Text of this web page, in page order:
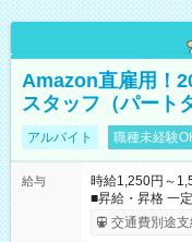
Amazon直雇用！
スタッフ（パート
アルバイト 職種未経験
給与
時給1,250円～
■昇給・昇格 一
まで昇給の機会があります。 ■正社
月25日支払い
交通費別途支